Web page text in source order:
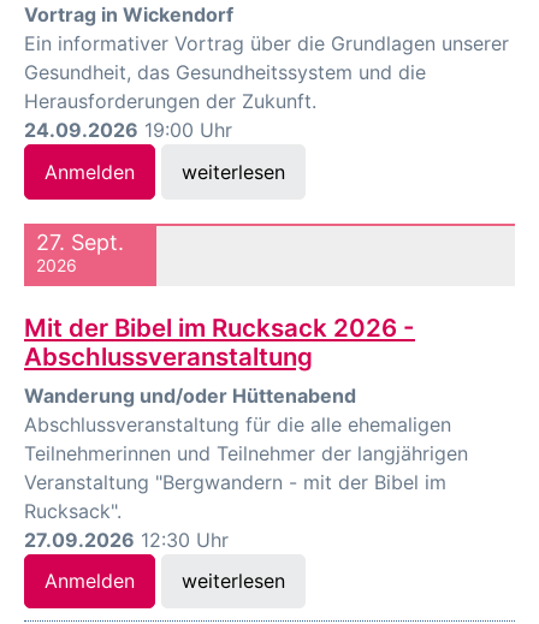
Vortrag in Wickendorf
Ein informativer Vortrag über die Grundlagen unserer
Gesundheit, das Gesundheitssystem und die
Herausforderungen der Zukunft.
24.09.2026 19:00 Uhr
Anmelden
weiterlesen
27. Sept.
2026
Mit der Bibel im Rucksack 2026 -
Abschlussveranstaltung
Wanderung und/oder Hüttenabend
Abschlussveranstaltung für die alle ehemaligen
Teilnehmerinnen und Teilnehmer der langjährigen
Veranstaltung "Bergwandern - mit der Bibel im
Rucksack".
27.09.2026 12:30 Uhr
Anmelden
weiterlesen